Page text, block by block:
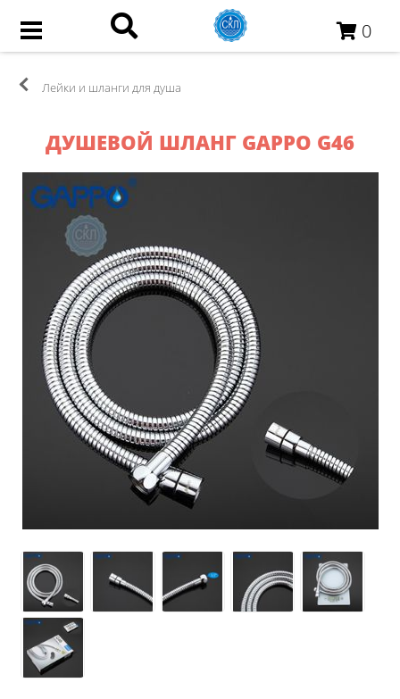
0
Лейки и шланги для душа
ДУШЕВОЙ ШЛАНГ GAPPO G46